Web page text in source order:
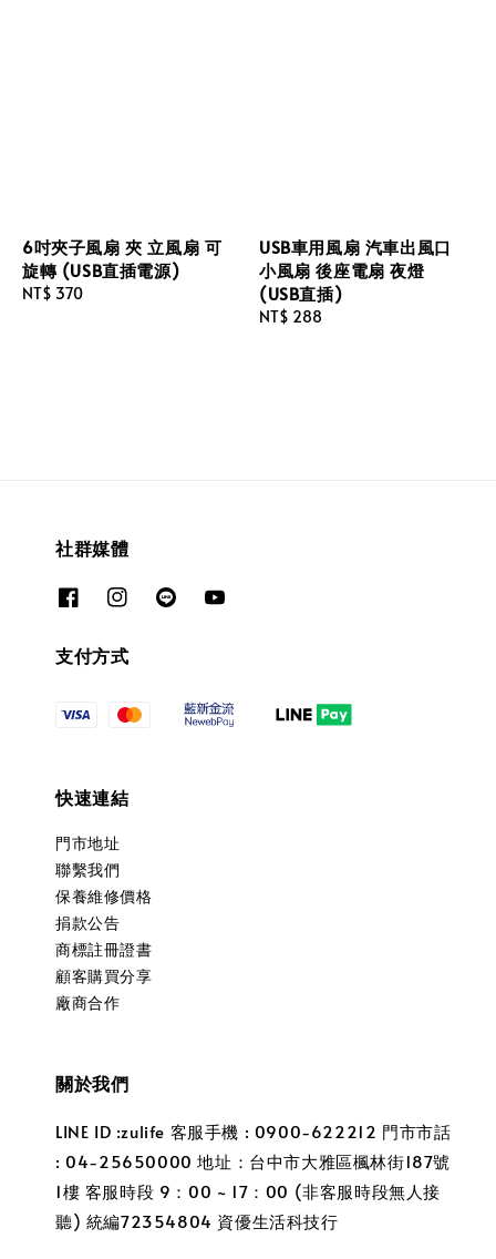
6吋夾子風扇 夾 立風扇 可
旋轉 (USB直插電源)
Regular
NT$ 370
USB車用風扇 汽車出風口
小風扇 後座電扇 夜燈
(USB直插)
Regular
NT$ 288
社群媒體
支付方式
快速連結
門市地址
聯繫我們
保養維修價格
捐款公告
商標註冊證書
顧客購買分享
廠商合作
關於我們
LINE ID :zulife 客服手機 : 0900-622212 門市市話
: 04-25650000 地址：台中市大雅區楓林街187號
1樓 客服時段 9：00 ~ 17：00 (非客服時段無人接
聽) 統編72354804 資優生活科技行